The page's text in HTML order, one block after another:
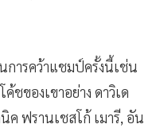
ารคว้าแชมป์ครั้งนี้เช่น
ชของเขาอย่าง ดาวิเด
ค ฟรานเชสโก้ เมารี, อัน